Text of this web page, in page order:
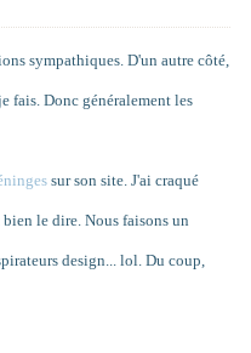
sympathiques. D'un autre côté,
fais. Donc généralement les
sur son site. J'ai craqué
le dire. Nous faisons un
design... lol. Du coup,